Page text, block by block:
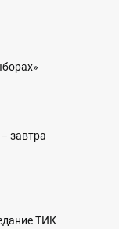
завтра
ТИК